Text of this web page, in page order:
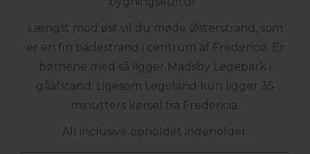
Længst mod øst vil du møde Østerstrand, som
er en fin badestrand i centrum af Fredericia. Er
børnene med så ligger Madsby Legepark i
gåafstand. Ligesom Legoland kun ligger 35
minutters kørsel fra Fredericia.
All inclusive opholdet indeholder: